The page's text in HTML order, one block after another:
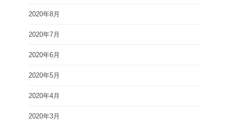
2020年8月
2020年7月
2020年6月
2020年5月
2020年4月
2020年3月